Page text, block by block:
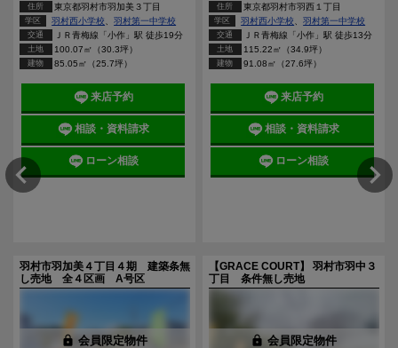
住所 東京都羽村市羽加美３丁目
学区 羽村西小学校 、羽村第一中学校
交通 ＪＲ青梅線「小作」駅 徒歩19分
土地 100.07㎡（30.3坪）
建物 85.05㎡（25.7坪）
来店予約
相談・資料請求
ローン相談
住所 東京都羽村市羽西１丁目
学区 羽村西小学校 、羽村第一中学校
交通 ＪＲ青梅線「小作」駅 徒歩13分
土地 115.22㎡（34.9坪）
建物 91.08㎡（27.6坪）
来店予約
相談・資料請求
ローン相談
羽村市羽加美４丁目４期 建築条無
し売地 全４区画 A号区
lock 会員限定物件
【GRACE COURT】 羽村市羽中３
丁目 条件無し売地
lock 会員限定物件